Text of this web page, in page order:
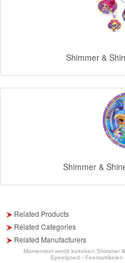
Blaze
Fairies
Megabloks
Shimmer &
Shimmer &
Related Products
Related Categories
Related Manufacturers
Momenteel wordt bekeken:Shimmer
Speelgoed - Feestartikelen